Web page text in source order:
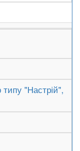
типу "Настрій",